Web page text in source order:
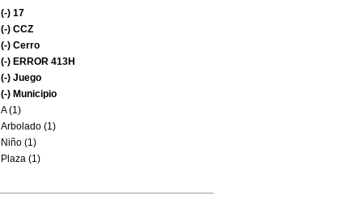
(-) 17
(-) CCZ
(-) Cerro
(-) ERROR 413H
(-) Juego
(-) Municipio
A (1)
Arbolado (1)
Niño (1)
Plaza (1)